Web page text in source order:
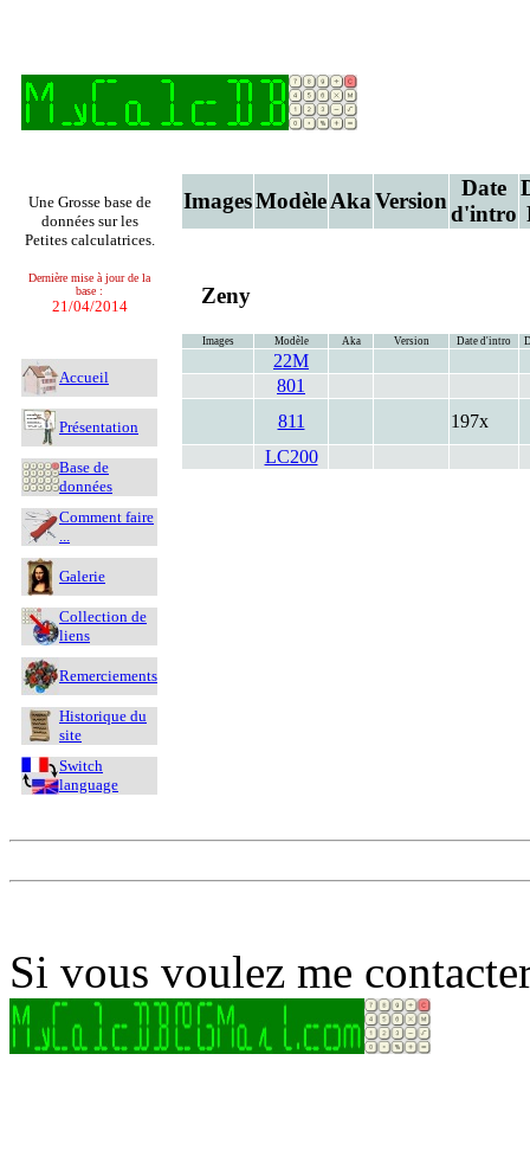
Une Grosse base de
données sur les
Petites calculatrices.
Dernière mise à jour de la
base :
21/04/2014
Accueil
Présentation
Base de
données
Comment faire
...
Galerie
Collection de
liens
Remerciements
Historique du
site
Switch
language
ImagesModèleAkaVersion
Date
d'intro
Zeny
Images Modèle Aka Version Date d'intro
22M
801
811
197x
LC200
Si vous voulez me